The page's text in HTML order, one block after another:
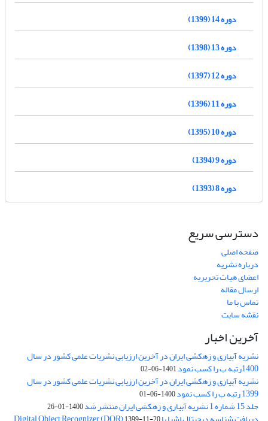
دوره 14 (1399)
دوره 13 (1398)
دوره 12 (1397)
دوره 11 (1396)
دوره 10 (1395)
دوره 9 (1394)
دوره 8 (1393)
دسترسی سریع
صفحه اصلی
درباره نشریه
اعضای هیات تحریریه
ارسال مقاله
تماس با ما
نقشه سایت
آخرین اخبار
نشریه آبیاری و زهکشی ایران در آخرین ارزیابی نشریات علمی کشور در سال
1400رتبه ب را کسب نمود 1401-06-02
نشریه آبیاری و زهکشی ایران در آخرین ارزیابی نشریات علمی کشور در سال
1399 رتبه ب را کسب نمود 1400-06-01
جلد 15 شماره 1 نشریه آبیاری و زهکشی ایران منتشر شد 1400-01-26